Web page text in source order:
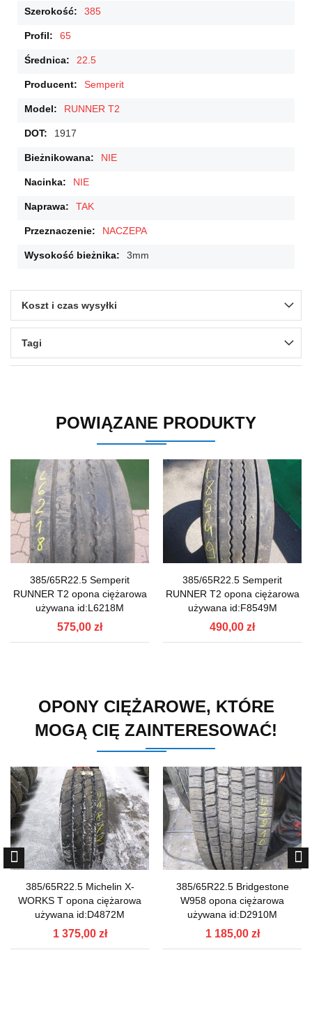
385
65
22.5
Semperit
RUNNER T2
1917
NIE
NIE
TAK
NACZEPA
3mm
Koszt i czas wysyłki
Tagi
POWIĄZANE PRODUKTY
385/65R22.5 Semperit
RUNNER T2 opona ciężarowa
używana id:L6218M
575,00 zł
385/65R22.5 Semperit
RUNNER T2 opona ciężarowa
używana id:F8549M
490,00 zł
OPONY CIĘŻAROWE, KTÓRE
MOGĄ CIĘ ZAINTERESOWAĆ!
385/65R22.5 Michelin X-
WORKS T opona ciężarowa
używana id:D4872M
1 375,00 zł
385/65R22.5 Bridgestone
W958 opona ciężarowa
używana id:D2910M
1 185,00 zł